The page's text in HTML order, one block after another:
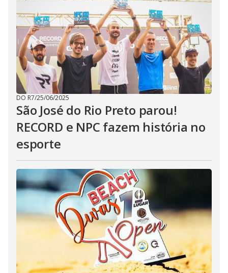
DO R7/25/06/2025
São José do Rio Preto parou!
RECORD e NPC fazem história no
esporte